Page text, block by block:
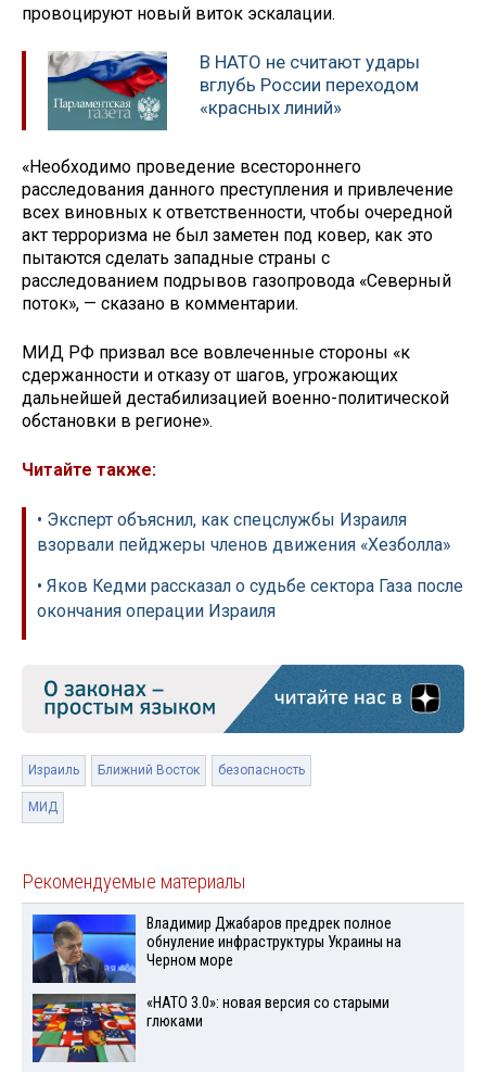
провоцируют новый виток эскалации.
В НАТО не считают удары
вглубь России переходом
«красных линий»
«Необходимо проведение всестороннего
расследования данного преступления и привлечение
всех виновных к ответственности, чтобы очередной
акт терроризма не был заметен под ковер, как это
пытаются сделать западные страны с
расследованием подрывов газопровода «Северный
поток», — сказано в комментарии.
МИД РФ призвал все вовлеченные стороны «к
сдержанности и отказу от шагов, угрожающих
дальнейшей дестабилизацией военно-политической
обстановки в регионе».
Читайте также:
• Эксперт объяснил, как спецслужбы Израиля
взорвали пейджеры членов движения «Хезболла»
• Яков Кедми рассказал о судьбе сектора Газа после
окончания операции Израиля
Израиль Ближний Восток безопасность
МИД
Рекомендуемые материалы
Владимир Джабаров предрек полное
обнуление инфраструктуры Украины на
Черном море
«НАТО 3.0»: новая версия со старыми
глюками